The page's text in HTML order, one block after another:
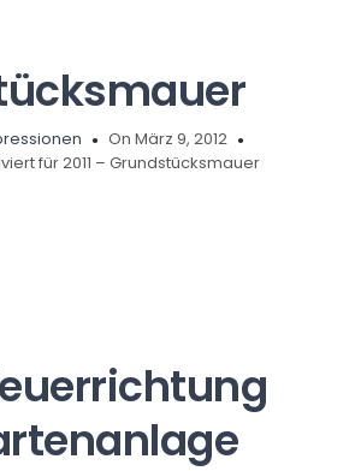
On März 9, 2012
für 2011 – Grundstücksmauer